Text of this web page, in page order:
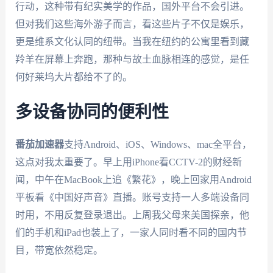
行动，这种带有纪实美学的作品，国外平台不会引进。
但对我们这些海外游子而言，看这些片子不仅是娱乐，
更是维系文化认同的纽带。当我在纽约的公寓里看到藏
羚羊在屏幕上奔跑，那种与故土血脉相连的感觉，是任
何好莱坞大片都给不了的。
多设备协同的便利性
番茄加速器支持Android、iOS、Windows、mac全平台，
这点对我太重要了。早上用iPhone看CCTV-2的财经新
闻，中午在MacBook上追《繁花》，晚上回家用Android
平板看《中国好声音》直播。账号支持一人多端设备同
时用，不用反复登录退出。上周我父母来美国探亲，他
们的手机和iPad也装上了，一家人同时看不同的国内节
目，带宽依然稳定。